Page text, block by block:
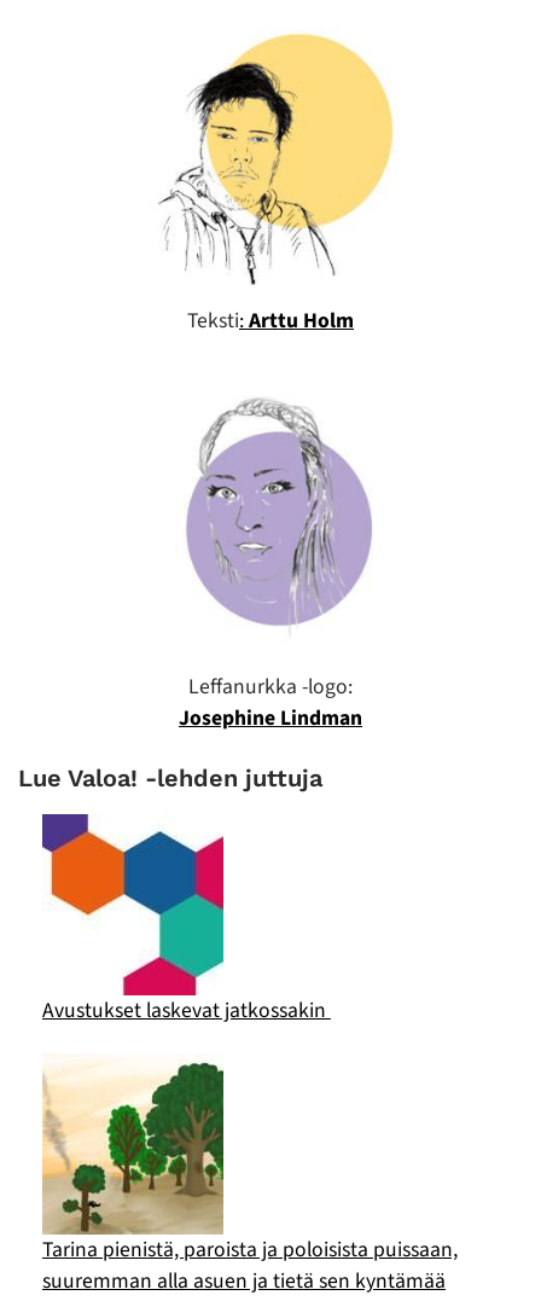
Teksti:Arttu Holm
Leffanurkka -logo:
Josephine Lindman
Lue Valoa! -lehden juttuja
Avustukset laskevat jatkossakin
Tarina pienistä, paroista ja poloisista puissaan,
suuremman alla asuen ja tietä sen kyntämää